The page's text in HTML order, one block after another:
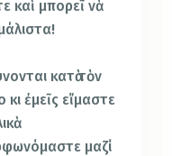
καὶ μπορεῖ νὰ
κατὰ τὸν
ἐμεῖς εἴμαστε
μαζί